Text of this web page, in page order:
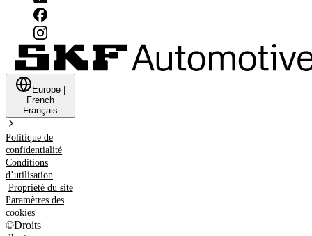
Europe
French
Français
Politique de
confidentialité
Conditions
d’utilisation
Propriété du site
Paramètres des
cookies
©Droits